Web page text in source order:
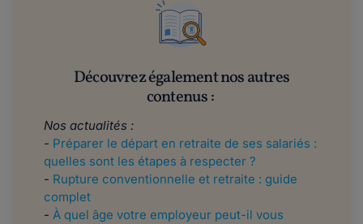
Découvrez également nos autres
contenus :
Nos actualités :
- Préparer le départ en retraite de ses salariés :
quelles sont les étapes à respecter ?
- Rupture conventionnelle et retraite : guide
complet
- À quel âge votre employeur peut-il vous